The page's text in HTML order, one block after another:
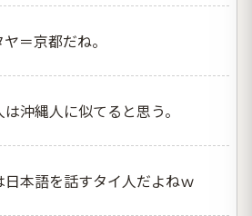
＝京都だね。
沖縄人に似てると思う。
本語を話すタイ人だよねｗ